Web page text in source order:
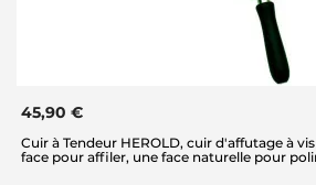
45,90 €
Cuir à Tendeur HEROLD, cuir d'affutage à
face pour affiler, une face naturelle pour